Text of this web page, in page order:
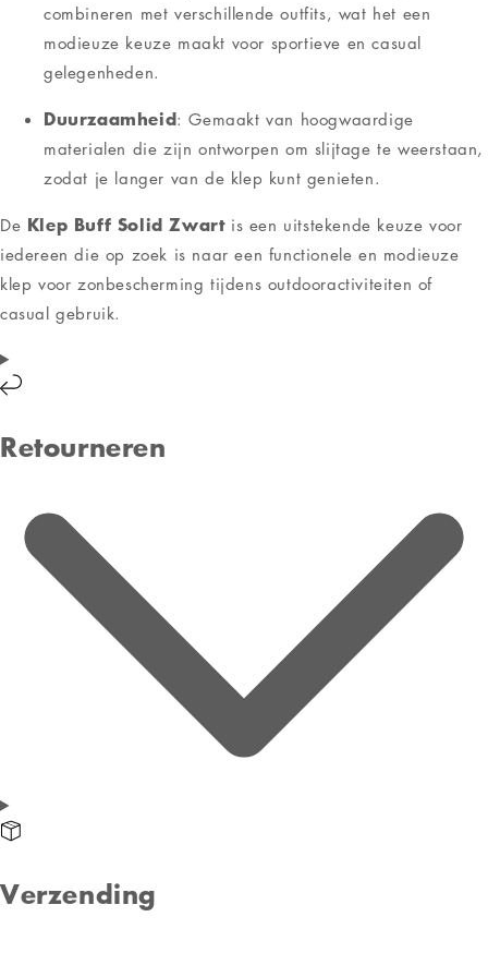
combineren met verschillende outfits, wat het een
modieuze keuze maakt voor sportieve en casual
gelegenheden.
Duurzaamheid: Gemaakt van hoogwaardige
materialen die zijn ontworpen om slijtage te weerstaan,
zodat je langer van de klep kunt genieten.
De Klep Buff Solid Zwartis een uitstekende keuze voor
iedereen die op zoek is naar een functionele en modieuze
klep voor zonbescherming tijdens outdooractiviteiten of
casual gebruik.
Retourneren
Verzending